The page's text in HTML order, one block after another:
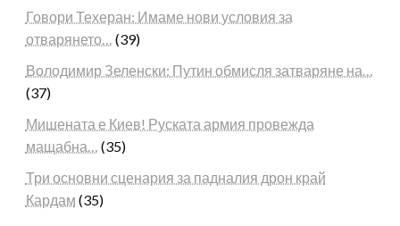
Говори Техеран: Имаме нови условия за
отварянето… (39)
Володимир Зеленски: Путин обмисля затваряне на…
(37)
Мишената е Киев! Руската армия провежда
мащабна… (35)
Три основни сценария за падналия дрон край
Кардам (35)